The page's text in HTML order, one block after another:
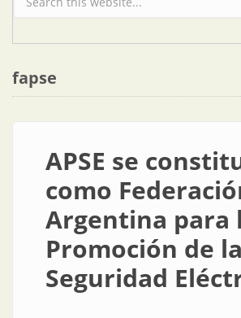
Formulario de búsqueda
fapse
APSE se
como
Argentina para
Promoción de la
Seguridad